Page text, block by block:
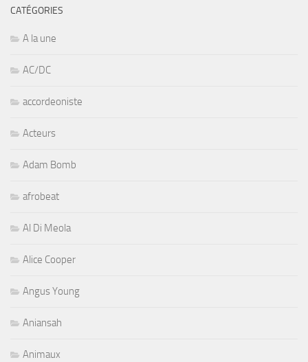
CATÉGORIES
A la une
AC/DC
accordeoniste
Acteurs
Adam Bomb
afrobeat
Al Di Meola
Alice Cooper
Angus Young
Aniansah
Animaux